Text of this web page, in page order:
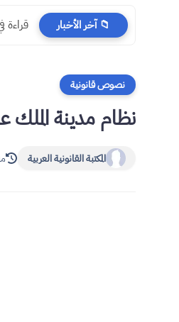
📁 آخر الأخبار ​قراءة في
نصوص قانونية
نظام مدينة الملك
المكتبة القانونية العربية